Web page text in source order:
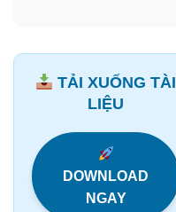
TẢI XUỐNG TÀI
LIỆU
DOWNLOAD
NGAY